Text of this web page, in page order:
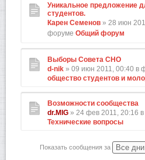
Уникальное предложение
студентов.
Карен Семенов » 28 июн
форуме Общий форум
Выборы Совета СНО
d-nik » 09 июн 2011, 00:40 в
общество студентов и
Возможности сообщества
dr.MIG » 24 фев 2011, 20:16
Технические вопросы
Показать сообщения за